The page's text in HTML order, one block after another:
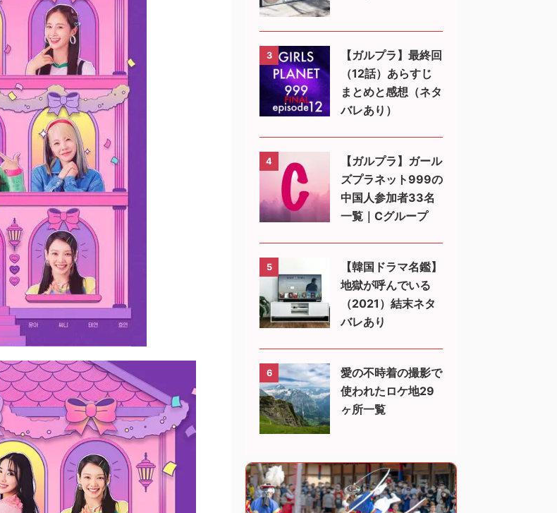
3
【ガルプラ】最終回
（12話）あらすじ
まとめと感想（ネタ
バレあり）
4
【ガルプラ】ガール
ズプラネット999の
中国人参加者33名
一覧｜Cグループ
5
【韓国ドラマ名鑑】
地獄が呼んでいる
（2021）結末ネタ
バレあり
6
愛の不時着の撮影で
使われたロケ地29
ヶ所一覧